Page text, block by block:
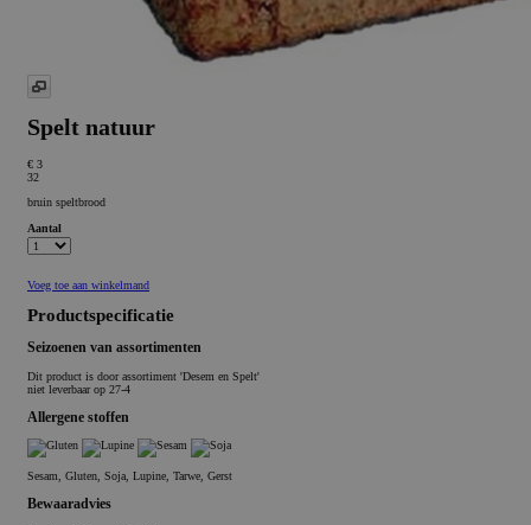
Spelt natuur
€ 3
32
bruin speltbrood
Aantal
Voeg toe aan winkelmand
Productspecificatie
Seizoenen van assortimenten
Dit product is door assortiment 'Desem en Spelt'
niet leverbaar op 27-4
Allergene stoffen
Sesam, Gluten, Soja, Lupine, Tarwe, Gerst
Bewaaradvies